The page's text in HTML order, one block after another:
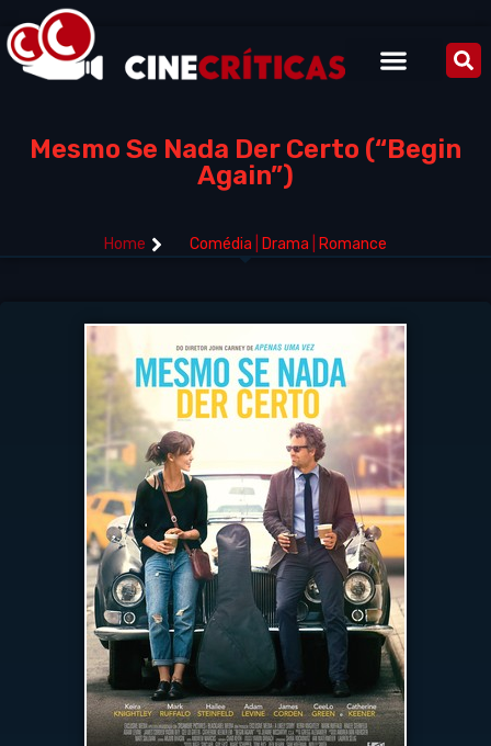
Mesmo Se Nada Der Certo (“Begin
Again”)
Home Comédia Drama Romance